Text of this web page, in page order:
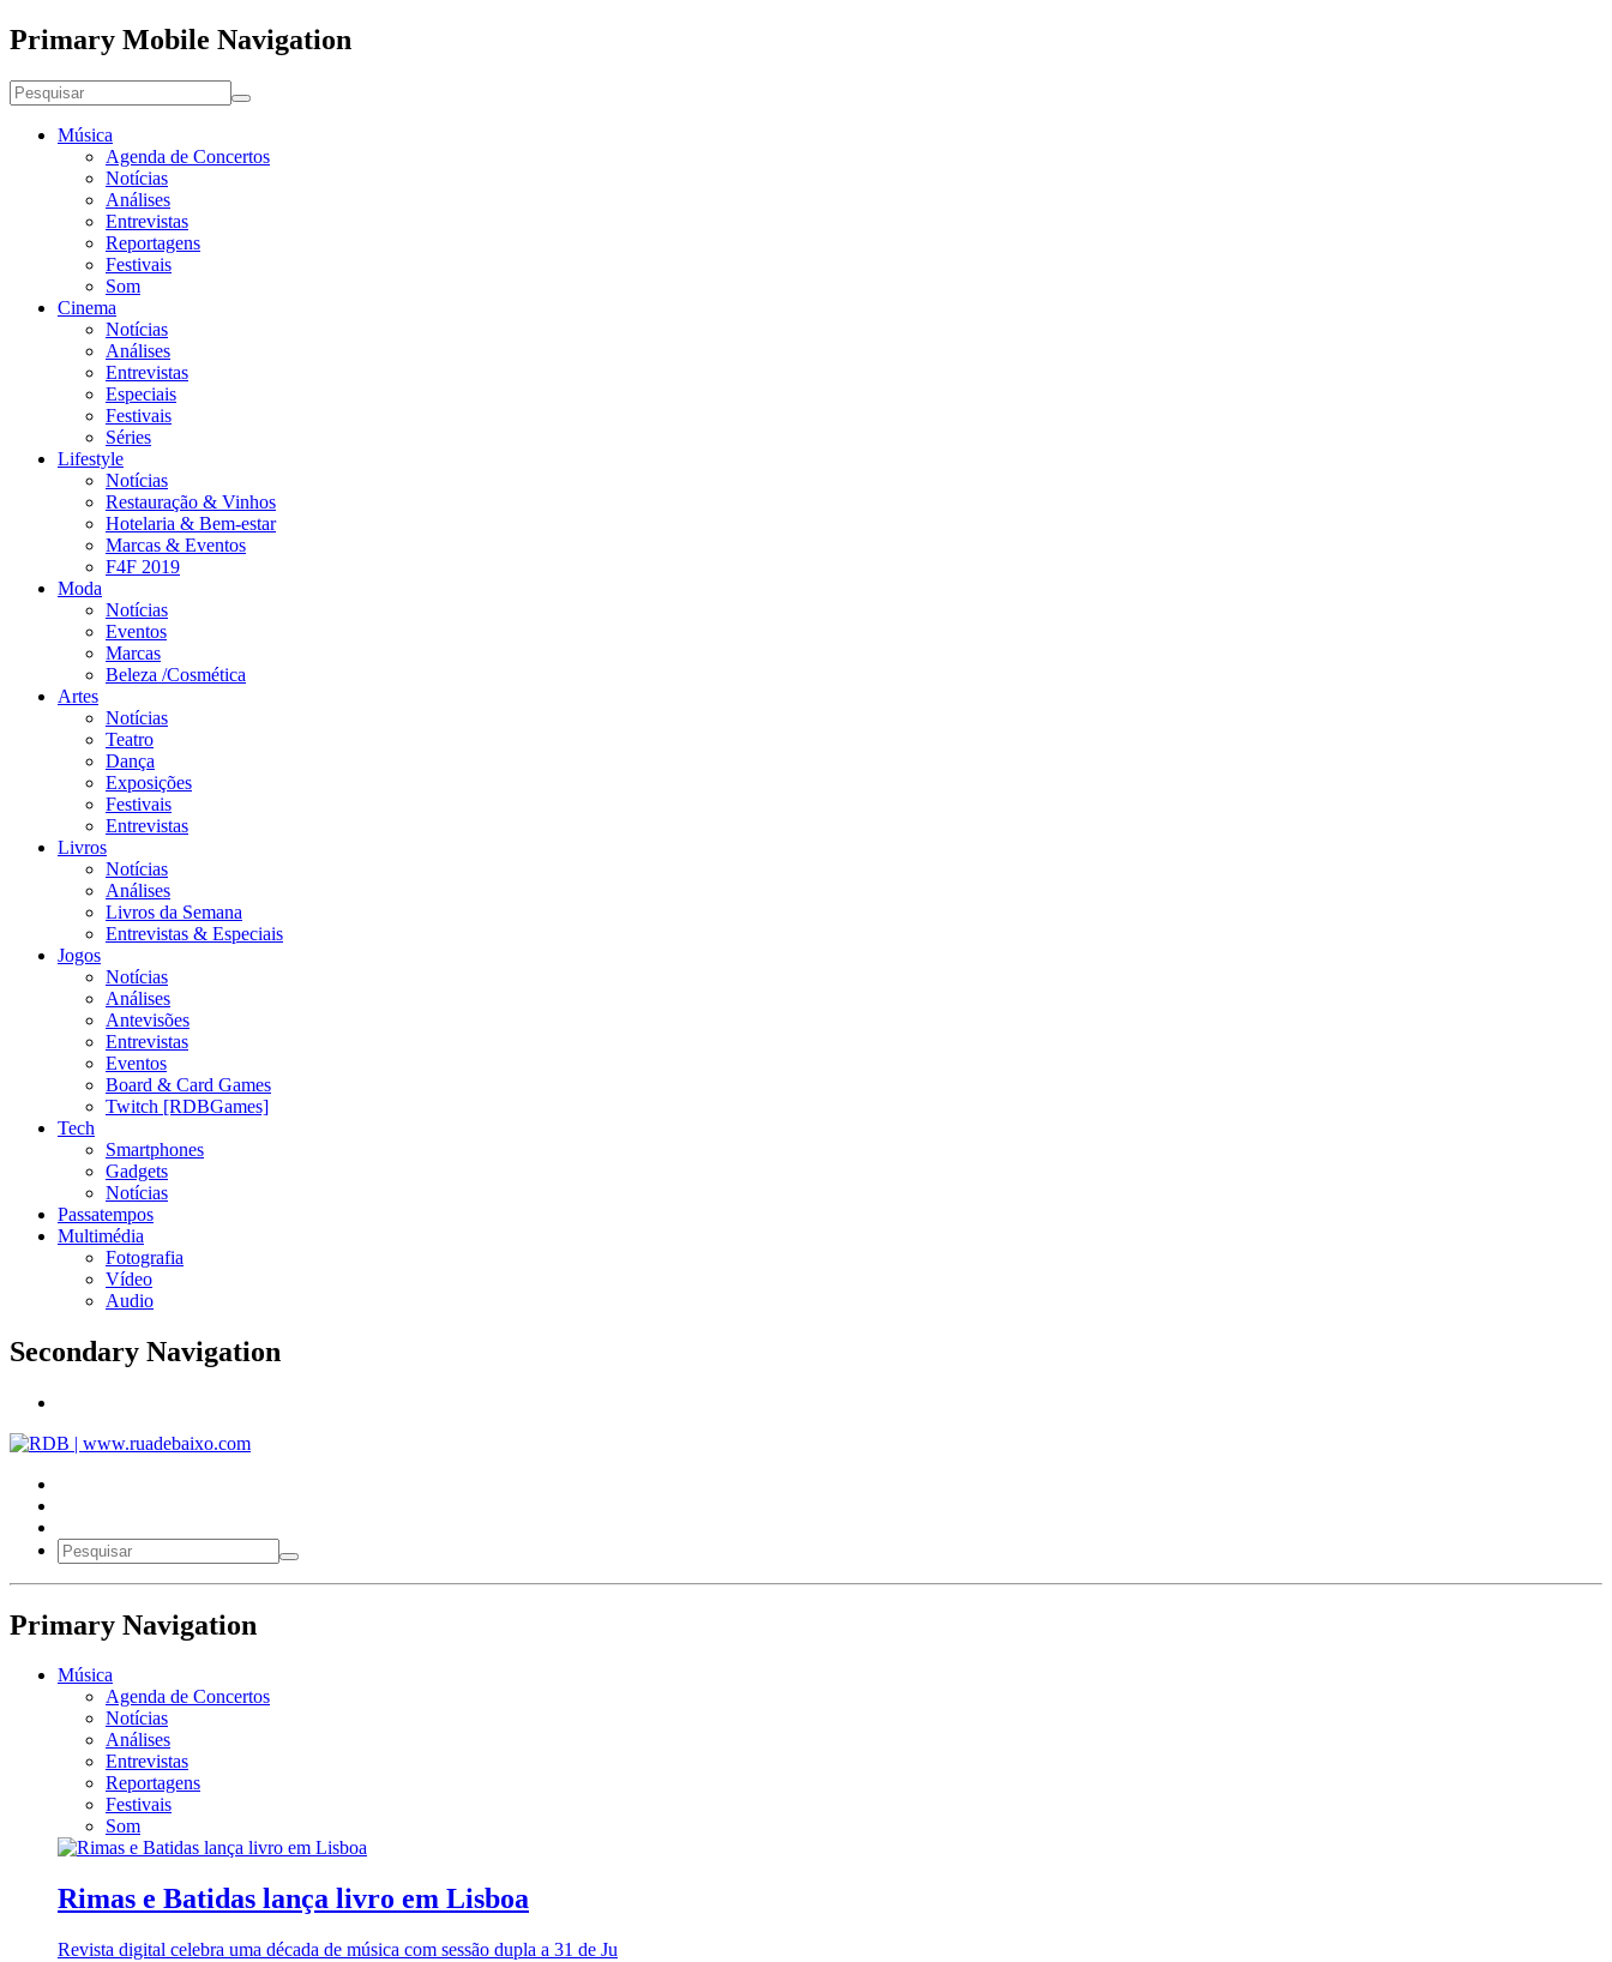
Primary Mobile Navigation
Música
Agenda de Concertos
Notícias
Análises
Entrevistas
Reportagens
Festivais
Som
Cinema
Notícias
Análises
Entrevistas
Especiais
Festivais
Séries
Lifestyle
Notícias
Restauração & Vinhos
Hotelaria & Bem-estar
Marcas & Eventos
F4F 2019
Moda
Notícias
Eventos
Marcas
Beleza /Cosmética
Artes
Notícias
Teatro
Dança
Exposições
Festivais
Entrevistas
Livros
Notícias
Análises
Livros da Semana
Entrevistas & Especiais
Jogos
Notícias
Análises
Antevisões
Entrevistas
Eventos
Board & Card Games
Twitch [RDBGames]
Tech
Smartphones
Gadgets
Notícias
Passatempos
Multimédia
Fotografia
Vídeo
Audio
Secondary Navigation
Primary Navigation
Música
Agenda de Concertos
Notícias
Análises
Entrevistas
Reportagens
Festivais
Som
Rimas e Batidas lança livro em Lisboa
Revista digital celebra uma década de música com sessão dupla a 31 de Ju